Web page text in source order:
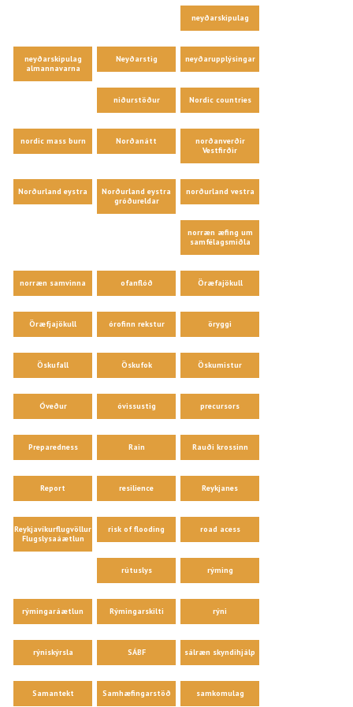
neyðarskipulag
neyðarskipulag
almannavarna
Neyðarstig neyðarupplýsingar
niðurstöður Nordic countries
nordic mass burn Norðanátt
norðanverðir
Vestfirðir
Norðurland eystra
Norðurland eystra
gróðureldar
norðurland vestra
norræn æfing um
samfélagsmiðla
norræn samvinna ofanflóð Öræfajökull
Öræfjajökull órofinn rekstur öryggi
Öskufall Öskufok Öskumistur
Óveður óvissustig precursors
Preparedness Rain Rauði krossinn
Report resilience Reykjanes
Reykjavíkurflugvöllur
Flugslysaáætlun
risk of flooding road acess
rútuslys rýming
rýmingaráætlun Rýmingarskilti rýni
rýniskýrsla SÁBF sálræn skyndihjálp
Samantekt Samhæfingarstöð samkomulag